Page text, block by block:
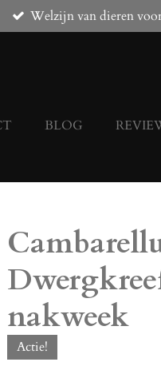
Welzijn van dieren
BLOG
nakweek
Actie!